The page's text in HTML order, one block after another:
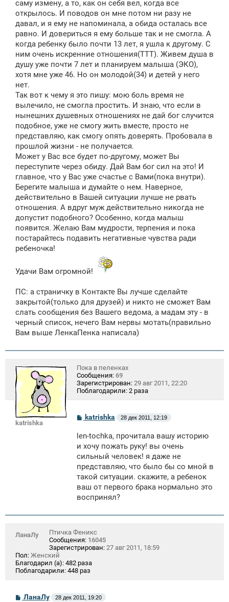
саму измену, а то, как он себя вел, когда все
открылось. И поводов он мне потом ни разу не
давал, и я ему не напоминала, а обида осталась все
равно. И довериться я ему больше так и не смогла. А
когда ребенку было почти 13 лет, я ушла к другому. С
ним очень искренние отношения(ТТТ). Живем душа в
душу уже почти 7 лет и планируем малыша (ЭКО),
хотя мне уже 46. Но он молодой(34) и детей у него
нет.
Так вот к чему я это пишу: мою боль время не
вылечило, не смогла простить. И знаю, что если в
нынешних душевных отношениях не дай бог случится
подобное, уже не смогу жить вместе, просто не
представляю, как смогу опять доверять. Пробовала в
прошлой жизни - не получается.
Может у Вас все будет по-другому, может Вы
переступите через обиду. Дай Вам бог сил на это! И
главное, что у Вас уже счастье с Вами(пока внутри).
Берегите малыша и думайте о нем. Наверное,
действительно в Вашей ситуации лучше не рвать
отношения. А вдруг муж действительно никогда не
допустит подобного? Особенно, когда малыш
появится. Желаю Вам мудрости, терпения и пока
постарайтесь подавить негативные чувства ради
ребеночка!
Удачи Вам огромной!
ПС: а страничку в Контакте Вы лучше сделайте
закрытой(только для друзей) и никто не сможет Вам
слать сообщения без Вашего ведома, а мадам эту - в
черный список, нечего Вам нервы мотать(правильно
Вам выше ЛенкаПенка написала)
katrishka
Пока в пеленках
Сообщения: 69
Зарегистрирован: 29 авг 2011, 22:20
Поблагодарили: 2 раза
С
б
щ
н
и
katrishka 28 дек 2011, 12:19
len-tochka, прочитала вашу историю
и хочу пожать руку! вы очень
сильный человек! я даже не
представляю, что было бы со мной в
такой ситуации. скажите, а ребенок
ваш от первого брака нормально это
воспринял?
ЛанаЛу
Птичка Феникс
Сообщения: 16045
Зарегистрирован: 27 авг 2011, 18:59
Пол: Женский
Благодарил (а): 482 раза
Поблагодарили: 448 раз
С
ЛанаЛу 28 дек 2011, 19:20